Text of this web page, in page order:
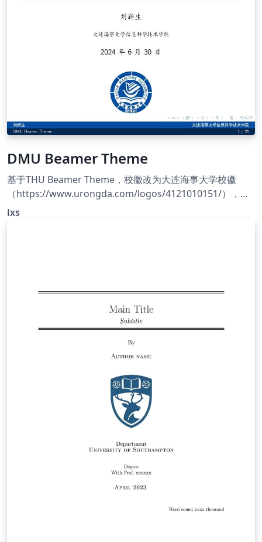
DMU Beamer Theme
基于THU Beamer Theme，校徽改为大连海事大学校徽
（https://www.urongda.com/logos/4121010151/），主
题配色改为海大蓝（RGB编号#044ca4）。
lxs